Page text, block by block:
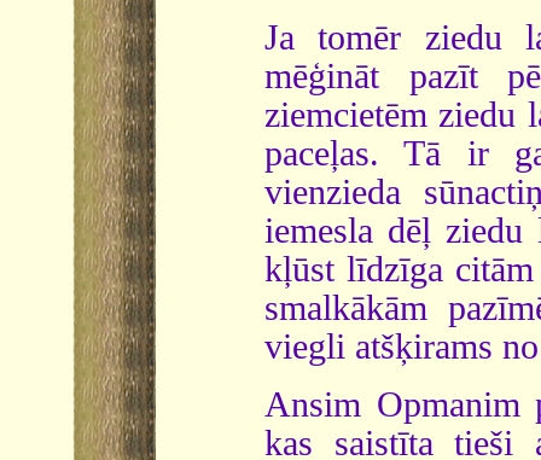
Ja tomēr ziedu
mēģināt pazīt
ziemcietēm ziedu
paceļas. Tā ir
vienzieda
iemesla dēļ
kļūst līdzīga citām
smalkākām
viegli atšķirams
Ansim Opmanim
kas saistīta tieši